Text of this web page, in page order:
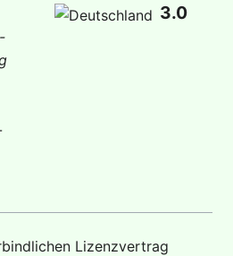
3.0
Lizenzvertrag